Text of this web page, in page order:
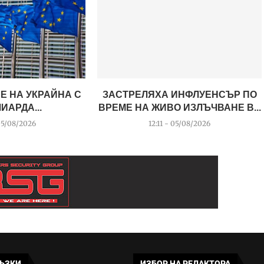
НА УКРАЙНА С
08/2026
ЗАСТРЕЛЯХА ИНФЛУЕНСЪР ПО
ВРЕМЕ НА ЖИВО ИЗЛЪЧВАНЕ В...
12:11 - 05/08/2026